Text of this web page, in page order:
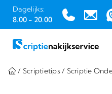
Dagelijks:
8.00 - 20.00
/ Scriptietips/ Scriptie